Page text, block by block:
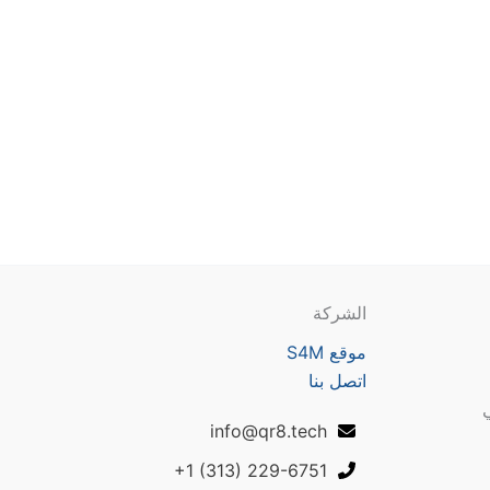
الشركة
موقع S4M
اتصل بنا
info@qr8.tech
+1 (313) 229-6751